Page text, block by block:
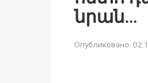
նրան…
Опубликовано: